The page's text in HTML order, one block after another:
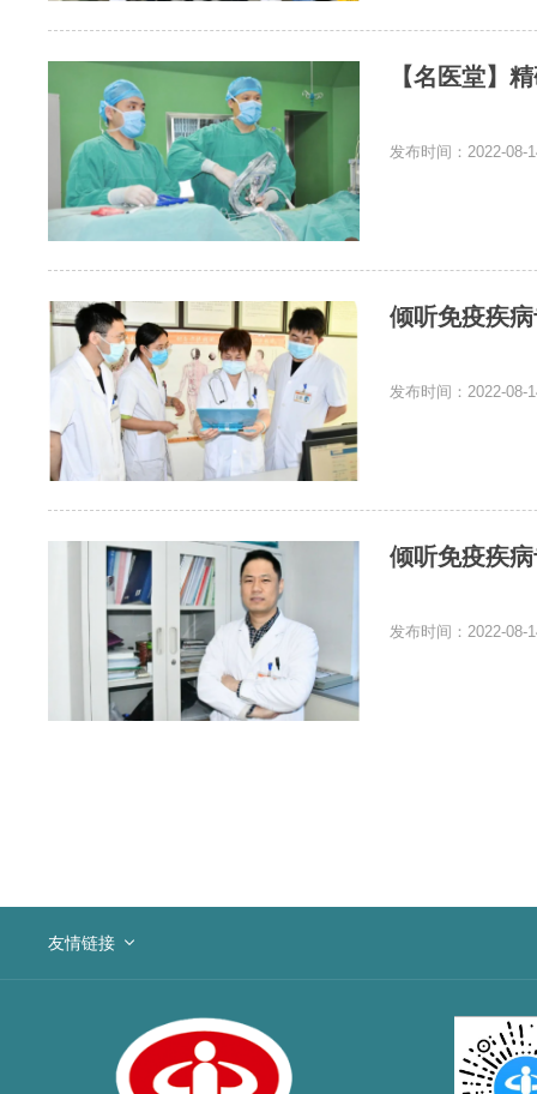
【名医堂】
发布时间：2022-08-
倾听免疫疾
发布时间：2022-08-
倾听免疫疾
发布时间：2022-08-
友情链接